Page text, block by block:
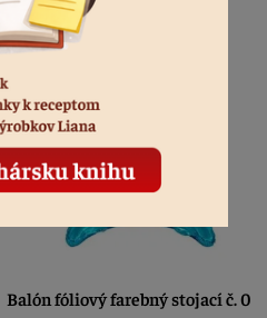
Balón fóliový farebný stojací č. 0